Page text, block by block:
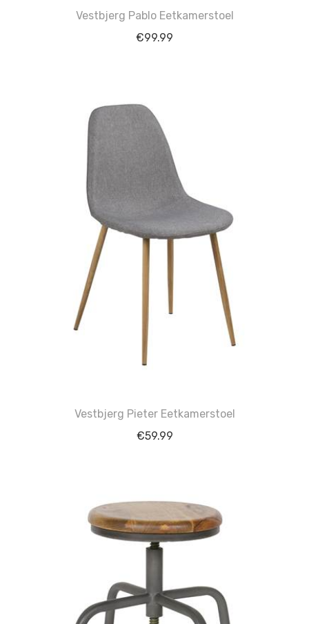
Vestbjerg Pablo Eetkamerstoel
€99.99
Vestbjerg Pieter Eetkamerstoel
€59.99